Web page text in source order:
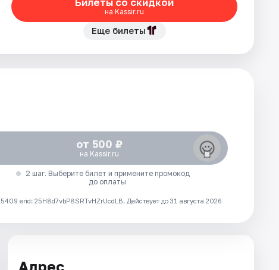
на Kassir.ru
Еще билеты
от 500 ₽
на Kassir.ru
2 шаг. Выберите билет и примените промокод
до оплаты
erid: 25H8d7vbP8SRTvHZrUcdLB. Действует до 31 августа 2026
Адрес